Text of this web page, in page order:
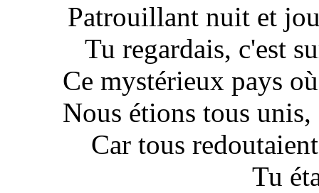
Patrouillant nuit et
Tu regardais, c'est
Ce mystérieux pays
Nous étions tous
Car tous
Tu